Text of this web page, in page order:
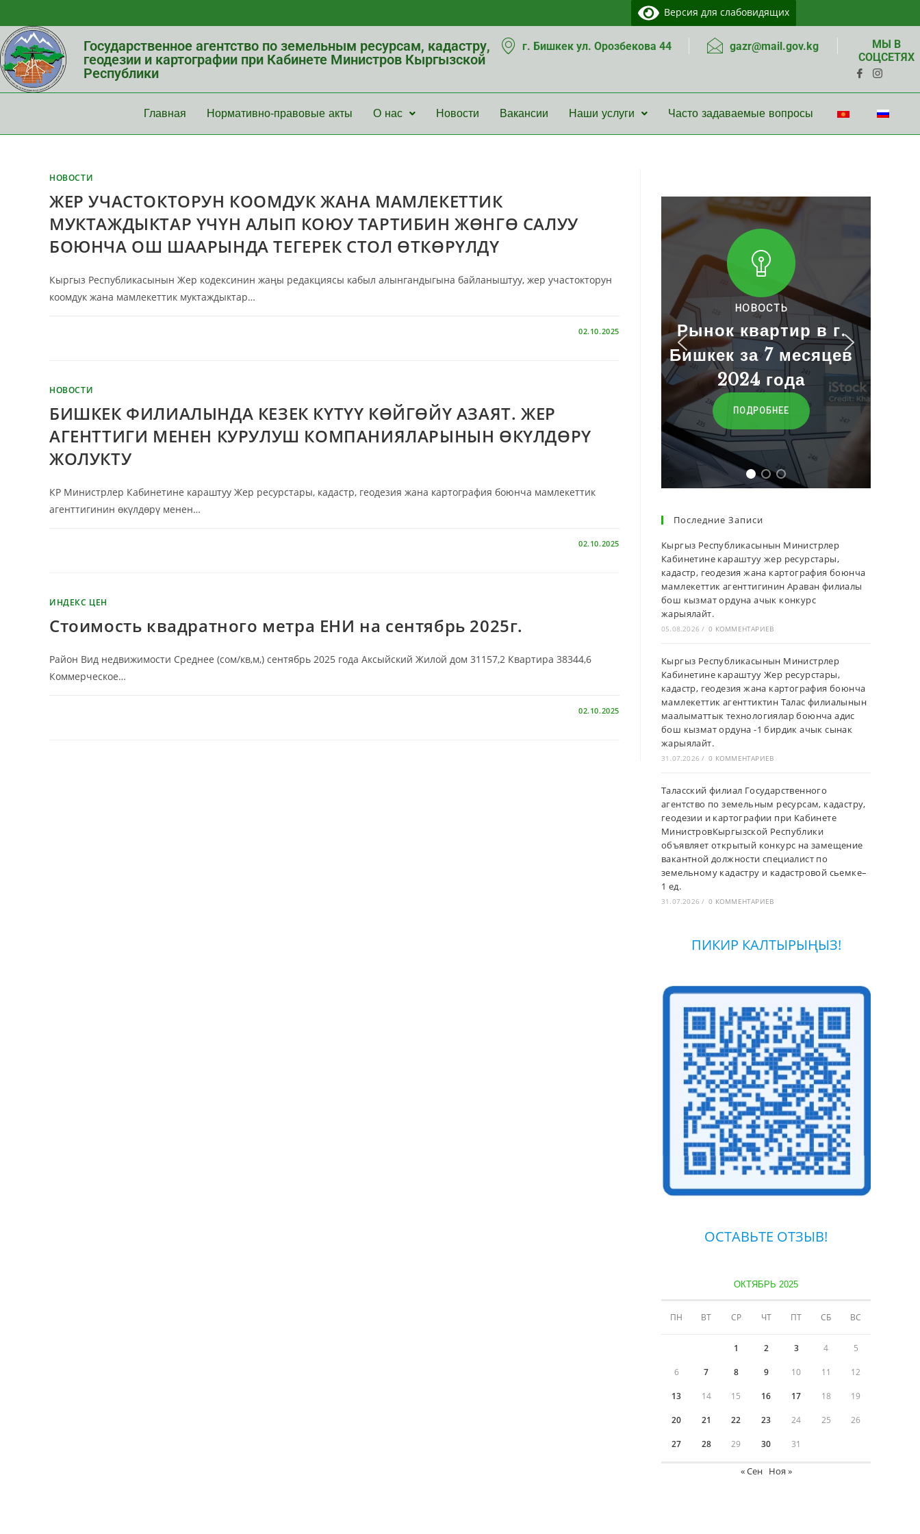
Версия для слабовидящих
Государственное агентство по земельным ресурсам, кадастру,
геодезии и картографии при Кабинете Министров Кыргызской
Республики
г. Бишкек ул. Орозбекова 44 gazr@mail.gov.kg
МЫ В
СОЦСЕТЯХ
Главная Нормативно-правовые акты О нас Новости Вакансии Наши услуги Часто задаваемые вопросы
НОВОСТИ
ЖЕР УЧАСТОКТОРУН КООМДУК ЖАНА МАМЛЕКЕТТИК
МУКТАЖДЫКТАР ҮЧҮН АЛЫП КОЮУ ТАРТИБИН ЖӨНГӨ САЛУУ
БОЮНЧА ОШ ШААРЫНДА ТЕГЕРЕК СТОЛ ӨТКӨРҮЛДҮ
Кыргыз Республикасынын Жер кодексинин жаңы редакциясы кабыл алынгандыгына байланыштуу, жер участокторун
коомдук жана мамлекеттик муктаждыктар…
02.10.2025
НОВОСТИ
БИШКЕК ФИЛИАЛЫНДА КЕЗЕК КҮТҮҮ КӨЙГӨЙҮ АЗАЯТ. ЖЕР
АГЕНТТИГИ МЕНЕН КУРУЛУШ КОМПАНИЯЛАРЫНЫН ӨКҮЛДӨРҮ
ЖОЛУКТУ
КР Министрлер Кабинетине караштуу Жер ресурстары, кадастр, геодезия жана картография боюнча мамлекеттик
агенттигинин өкүлдөрү менен…
02.10.2025
ИНДЕКС ЦЕН
Стоимость квадратного метра ЕНИ на сентябрь 2025г.
Район Вид недвижимости Среднее (сом/кв,м,) сентябрь 2025 года Аксыйский Жилой дом 31157,2 Квартира 38344,6
Коммерческое…
02.10.2025
НОВОСТЬ
Рынок квартир в г.
Бишкек за 7 месяцев
2024 года
ПОДРОБНЕЕ
Последние Записи
Кыргыз Республикасынын Министрлер
Кабинетине караштуу жер ресурстары,
кадастр, геодезия жана картография боюнча
мамлекеттик агенттигинин Араван филиалы
бош кызмат ордуна ачык конкурс
жарыялайт.
05.08.2026 / 0 КОММЕНТАРИЕВ
Кыргыз Республикасынын Министрлер
Кабинетине караштуу Жер ресурстары,
кадастр, геодезия жана картография боюнча
мамлекеттик агенттиктин Талас филиалынын
маалыматтык технологиялар боюнча адис
бош кызмат ордуна -1 бирдик ачык сынак
жарыялайт.
31.07.2026 / 0 КОММЕНТАРИЕВ
Таласский филиал Государственного
агентство по земельным ресурсам, кадастру,
геодезии и картографии при Кабинете
МинистровКыргызской Республики
объявляет открытый конкурс на замещение
вакантной должности специалист по
земельному кадастру и кадастровой сьемке–
1 ед.
31.07.2026 / 0 КОММЕНТАРИЕВ
ПИКИР КАЛТЫРЫҢЫЗ!
ОСТАВЬТЕ ОТЗЫВ!
ОКТЯБРЬ 2025
ПН ВТ СР ЧТ ПТ СБ ВС
1 2 3 4 5
6 7 8 9 10 11 12
13 14 15 16 17 18 19
20 21 22 23 24 25 26
27 28 29 30 31
« Сен Ноя »